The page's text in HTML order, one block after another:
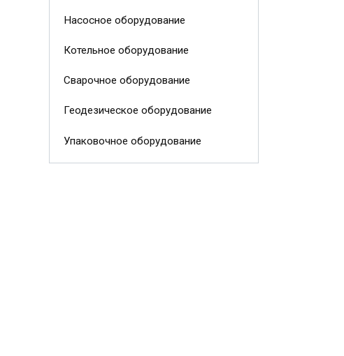
Насосное оборудование
Котельное оборудование
Сварочное оборудование
Геодезическое оборудование
Упаковочное оборудование